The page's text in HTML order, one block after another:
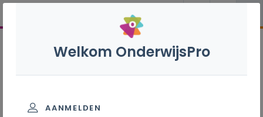
graad - D/A-finaliteit
Welkom OnderwijsPro
AANMELDEN